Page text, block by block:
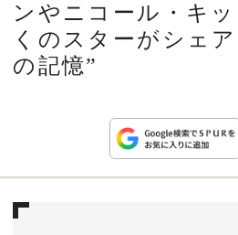
CELEBRITY
WEDDING
FORTUNE
ンやニコール・キ
くのスターがシェ
の記憶”